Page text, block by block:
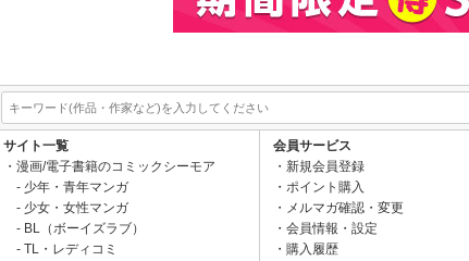
サイト一覧
漫画/電子書籍のコミックシーモア
少年・青年マンガ
少女・女性マンガ
BL（ボーイズラブ）
TL・レディコミ
会員サービス
新規会員登録
ポイント購入
メルマガ確認・変更
会員情報・設定
購入履歴